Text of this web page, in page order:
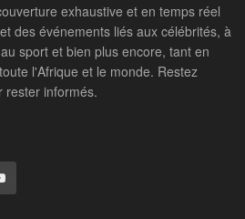
exhaustive et en temps réel
des événements liés aux célébrités, à
sport et bien plus encore, tant en
l'Afrique et le monde. Restez
rester informés.